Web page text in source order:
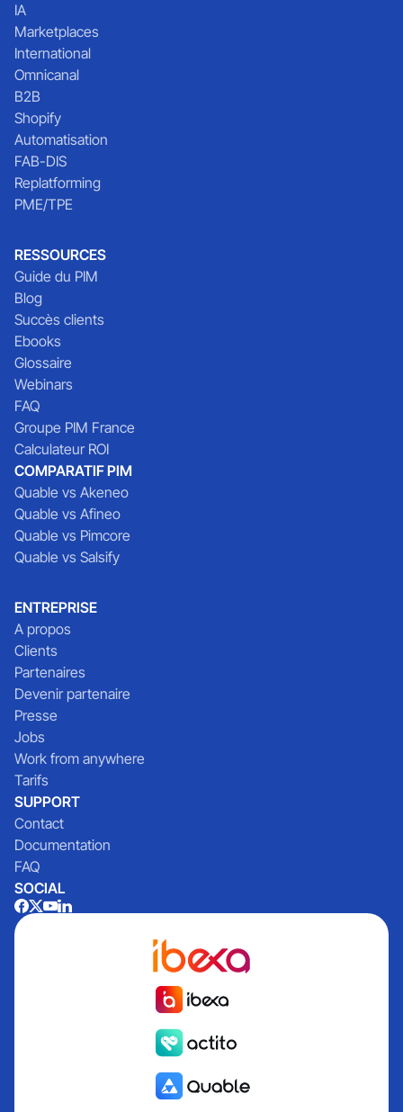
IA
Marketplaces
International
Omnicanal
B2B
Shopify
Automatisation
FAB-DIS
Replatforming
PME/TPE
RESSOURCES
Guide du PIM
Blog
Succès clients
Ebooks
Glossaire
Webinars
FAQ
Groupe PIM France
Calculateur ROI
COMPARATIF PIM
Quable vs Akeneo
Quable vs Afineo
Quable vs Pimcore
Quable vs Salsify
ENTREPRISE
A propos
Clients
Partenaires
Devenir partenaire
Presse
Jobs
Work from anywhere
Tarifs
SUPPORT
Contact
Documentation
FAQ
SOCIAL